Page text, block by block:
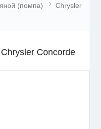
(помпа)
Chrysler
Concorde